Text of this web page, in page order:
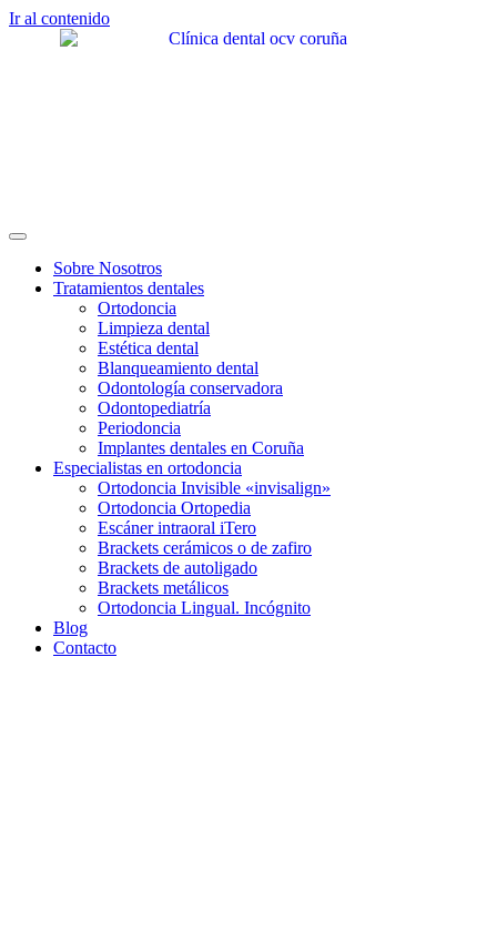
Ir al contenido
Sobre Nosotros
Tratamientos dentales
Ortodoncia
Limpieza dental
Estética dental
Blanqueamiento dental
Odontología conservadora
Odontopediatría
Periodoncia
Implantes dentales en Coruña
Especialistas en ortodoncia
Ortodoncia Invisible «invisalign»
Ortodoncia Ortopedia
Escáner intraoral iTero
Brackets cerámicos o de zafiro
Brackets de autoligado
Brackets metálicos
Ortodoncia Lingual. Incógnito
Blog
Contacto